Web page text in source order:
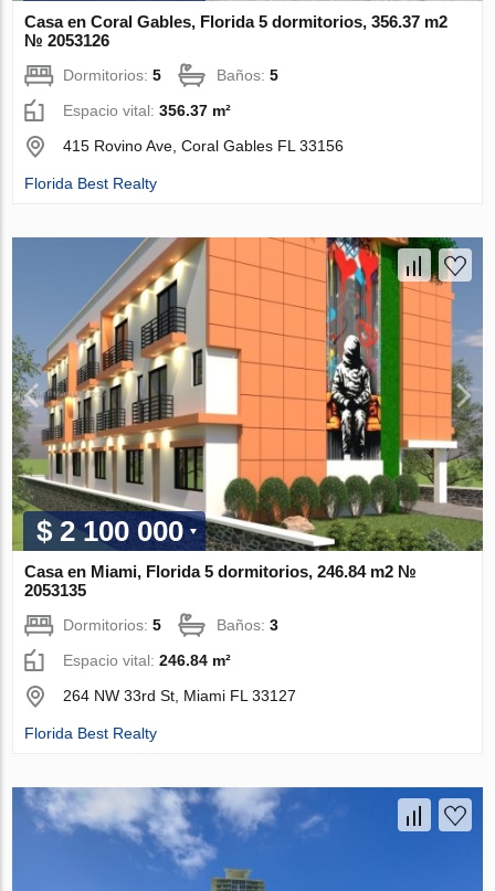
Casa en Coral Gables, Florida 5 dormitorios, 356.37 m2
№ 2053126
Dormitorios:5 Baños:5
Espacio vital:356.37 m²
415 Rovino Ave, Coral Gables FL 33156
Florida Best Realty
$ 2 100 000
Casa en Miami, Florida 5 dormitorios, 246.84 m2 №
2053135
Dormitorios:5 Baños:3
Espacio vital:246.84 m²
264 NW 33rd St, Miami FL 33127
Florida Best Realty